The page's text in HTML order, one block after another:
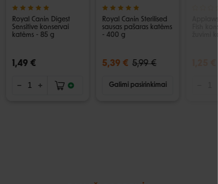
Royal Canin Digest
Sensitive konservai
katėms - 85 g
1,49 €
Royal Canin Sterilised
sausas pašaras katėms
- 400 g
5,39 € 5,99 €
Galimi pasirinkimai
Fish
žuvimi